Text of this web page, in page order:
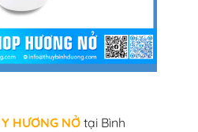
HƯƠNG NỞtại Bình